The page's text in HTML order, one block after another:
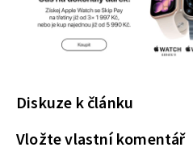
Diskuze k článku
Vložte vlastní komentář